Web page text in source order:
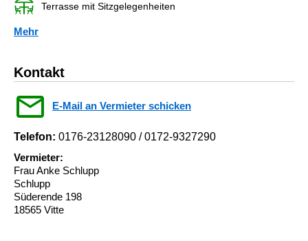
Terrasse mit Sitzgelegenheiten
Mehr
Kontakt
E-Mail an Vermieter schicken
Telefon: 0176-23128090 / 0172-9327290
Vermieter:
Frau Anke Schlupp
Schlupp
Süderende 198
18565 Vitte